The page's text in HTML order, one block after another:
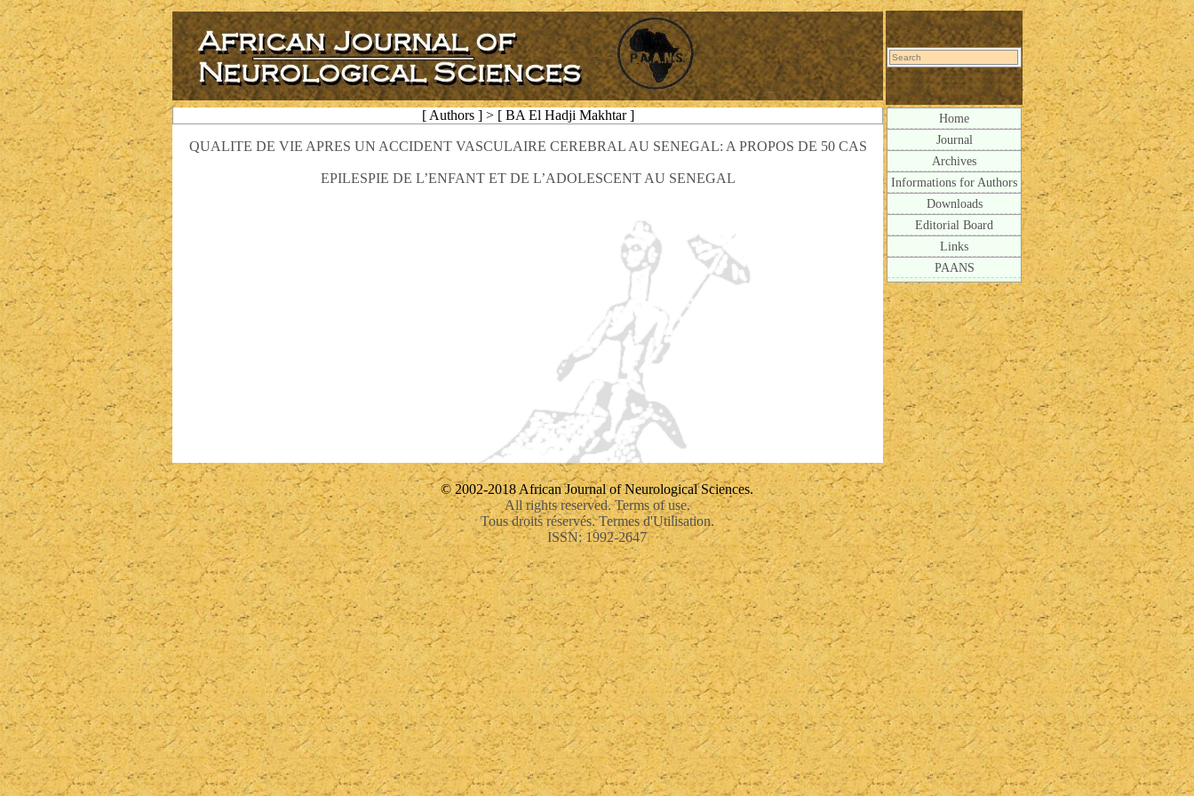
[ Authors ] > [ BA El Hadji Makhtar ]
QUALITE DE VIE APRES UN ACCIDENT VASCULAIRE CEREBRAL AU SENEGAL: A PROPOS DE 50 CAS
EPILESPIE DE L’ENFANT ET DE L’ADOLESCENT AU SENEGAL
Home
Journal
Archives
Informations for Authors
Downloads
Editorial Board
Links
PAANS
© 2002-2018 African Journal of Neurological Sciences.
All rights reserved. Terms of use.
Tous droits réservés. Termes d'Utilisation.
ISSN: 1992-2647